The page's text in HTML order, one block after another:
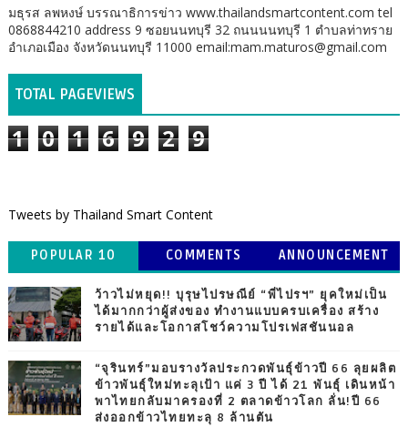
มธุรส ลพหงษ์ บรรณาธิการข่าว www.thailandsmartcontent.com tel
0868844210 address 9 ซอยนนทบุรี 32 ถนนนนทบุรี 1 ตำบลท่าทราย
อำเภอเมือง จังหวัดนนทบุรี 11000 email:mam.maturos@gmail.com
TOTAL PAGEVIEWS
1 0 1 6 9 2 9
Tweets by Thailand Smart Content
POPULAR 10 COMMENTS ANNOUNCEMENT
ว้าวไม่หยุด!! บุรุษไปรษณีย์ “พี่ไปรฯ” ยุคใหม่เป็น
ได้มากกว่าผู้ส่งของ ทำงานแบบครบเครื่อง สร้าง
รายได้และโอกาสโชว์ความโปรเฟสชันนอล
“จุรินทร์”มอบรางวัลประกวดพันธุ์ข้าวปี 66 ลุยผลิต
ข้าวพันธุ์ใหม่ทะลุเป้า แค่ 3 ปี ได้ 21 พันธุ์ เดินหน้า
พาไทยกลับมาครองที่ 2 ตลาดข้าวโลก ลั่น!ปี 66
ส่งออกข้าวไทยทะลุ 8 ล้านตัน